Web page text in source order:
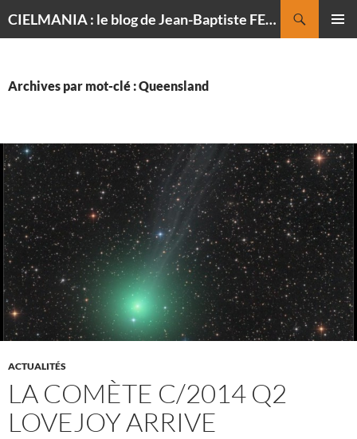
CIELMANIA : le blog de Jean-Baptiste FELDMANN, photographe du ciel
Archives par mot-clé : Queensland
ACTUALITÉS
LA COMÈTE C/2014 Q2
LOVEJOY ARRIVE